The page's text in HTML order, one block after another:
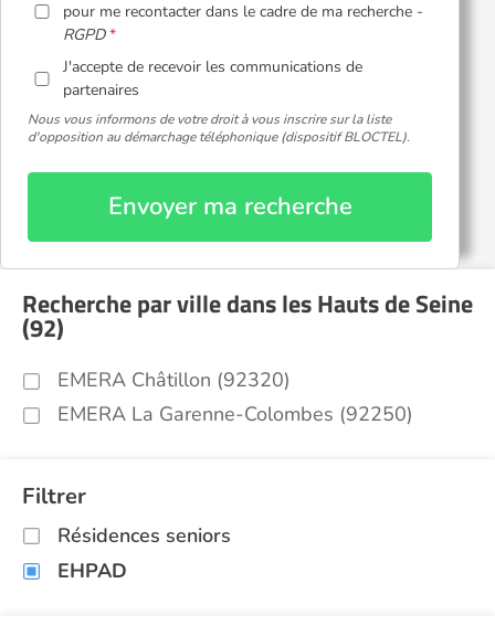
pour me recontacter dans le cadre de ma recherche -
RGPD
J'accepte de recevoir les communications de
partenaires
Nous vous informons de votre droit à vous inscrire sur la liste
d'opposition au démarchage téléphonique (dispositif BLOCTEL).
Envoyer ma recherche
Recherche par ville dans les Hauts de Seine
(92)
EMERA Châtillon (92320)
EMERA La Garenne-Colombes (92250)
Filtrer
Résidences seniors
EHPAD